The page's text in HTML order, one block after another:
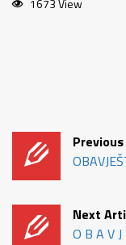
1673 View
Next
O B A V